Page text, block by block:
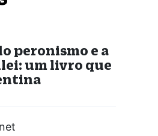
peronismo e a
um livro que